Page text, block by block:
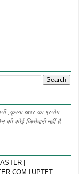
,कृपया खबर का प्रयोग
कोई जिम्मेदारी नहीं है.
|
COM | UPTET